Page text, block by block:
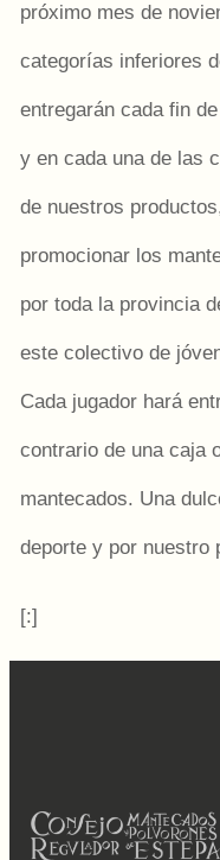
próximo mes de
categorías inferiores
entregarán cada fin
y en cada una de las
de nuestros
promocionar los
por toda la provincia
este colectivo de
Cada jugador hará
contrario de una caja
mantecados. Una
deporte y por nuestro
[:]